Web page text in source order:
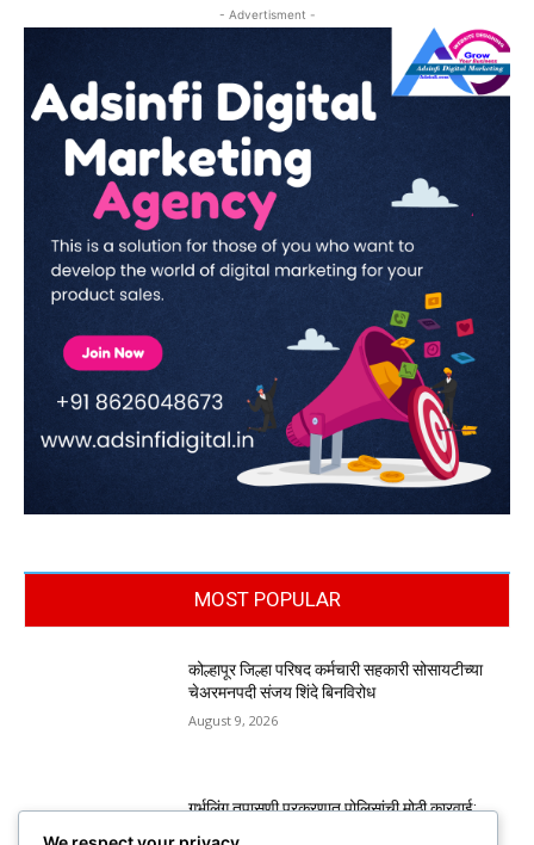
- Advertisment -
MOST POPULAR
कोल्हापूर जिल्हा परिषद कर्मचारी सहकारी सोसायटीच्या
चेअरमनपदी संजय शिंदे बिनविरोध
August 9, 2026
गर्भलिंग तपासणी प्रकरणात पोलिसांची मोठी कारवाई;